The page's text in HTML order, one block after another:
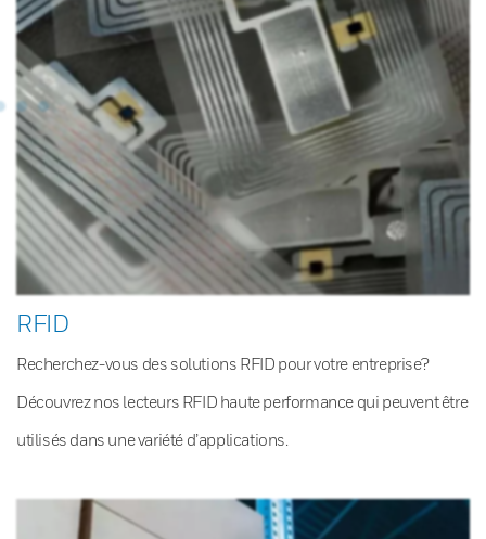
RFID
Recherchez-vous des solutions RFID pour votre entreprise?
Découvrez nos lecteurs RFID haute performance qui peuvent être
utilisés dans une variété d’applications.